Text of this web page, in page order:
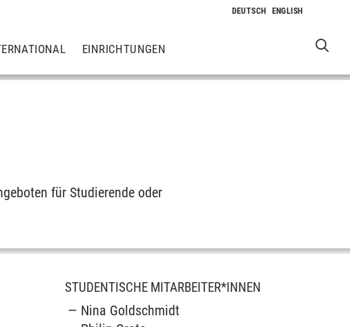
EINRICHTUNGEN
für Studierende oder
STUDENTISCHE MITARBEITER*INNEN
Nina Goldschmidt